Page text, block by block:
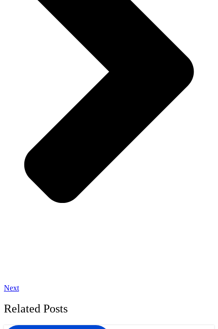
Next
Related Posts